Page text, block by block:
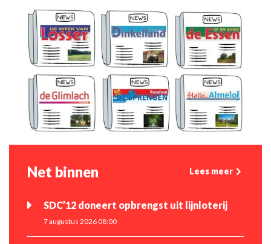
Net binnen Lees meer
SDC’12 doneert opbrengst uit lijnloterij
7 augustus 2026 08:00